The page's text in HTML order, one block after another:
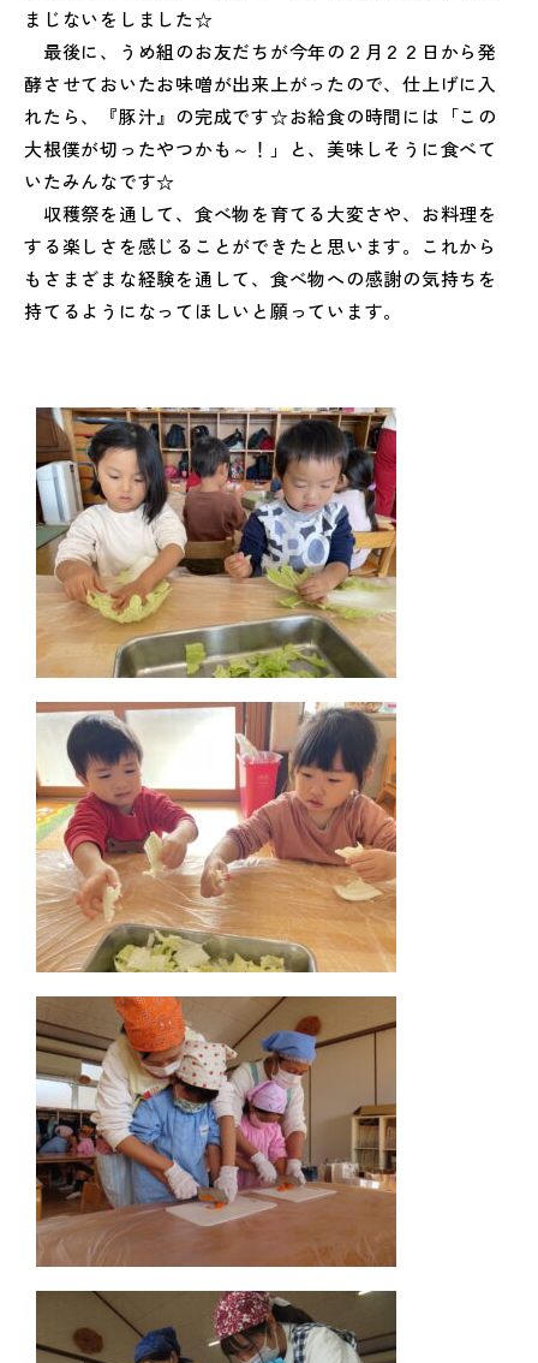
まじないをしました☆
最後に、うめ組のお友だちが今年の２月２２日から発
酵させておいたお味噌が出来上がったので、仕上げに入
れたら、『豚汁』の完成です☆お給食の時間には「この
大根僕が切ったやつかも～！」と、美味しそうに食べて
いたみんなです☆
収穫祭を通して、食べ物を育てる大変さや、お料理を
する楽しさを感じることができたと思います。これから
もさまざまな経験を通して、食べ物への感謝の気持ちを
持てるようになってほしいと願っています。